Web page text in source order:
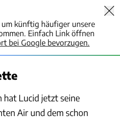
künftig häufiger unsere
Einfach Link öffnen
bei Google bevorzugen.
hat Lucid jetzt seine
Air und dem schon